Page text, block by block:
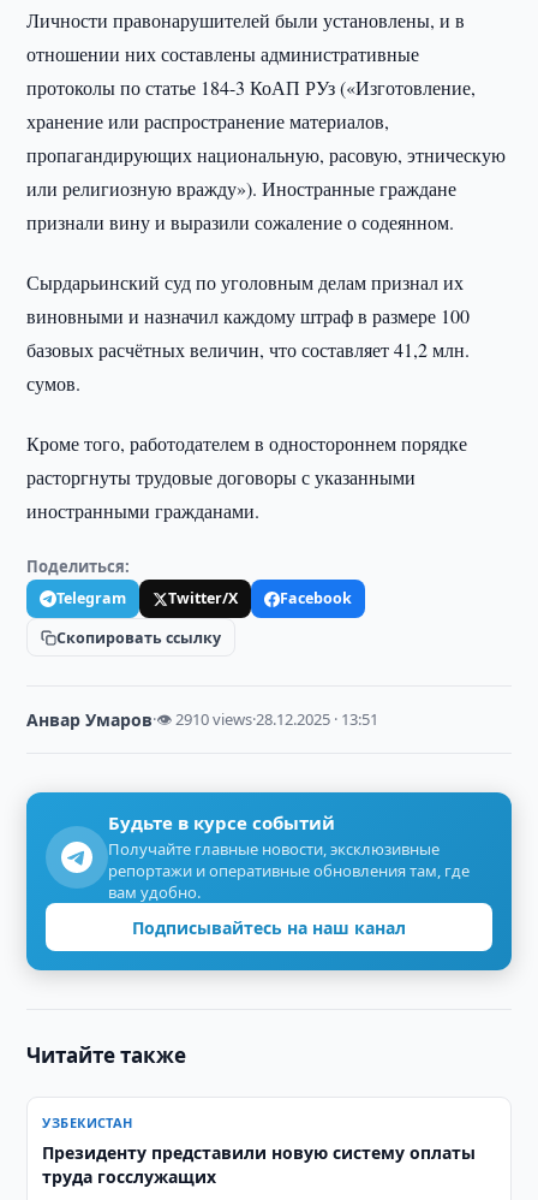
Личности правонарушителей были установлены, и в
отношении них составлены административные
протоколы по статье 184-3 КоАП РУз («Изготовление,
хранение или распространение материалов,
пропагандирующих национальную, расовую, этническую
или религиозную вражду»). Иностранные граждане
признали вину и выразили сожаление о содеянном.
Сырдарьинский суд по уголовным делам признал их
виновными и назначил каждому штраф в размере 100
базовых расчётных величин, что составляет 41,2 млн.
сумов.
Кроме того, работодателем в одностороннем порядке
расторгнуты трудовые договоры с указанными
иностранными гражданами.
Поделиться:
Telegram Twitter/X
Facebook
Скопировать ссылку
Анвар Умаров·👁 2910 views·28.12.2025 · 13:51
Будьте в курсе событий
Получайте главные новости, эксклюзивные
репортажи и оперативные обновления там, где
вам удобно.
Подписывайтесь на наш канал
Читайте также
УЗБЕКИСТАН
Президенту представили новую систему оплаты
труда госслужащих